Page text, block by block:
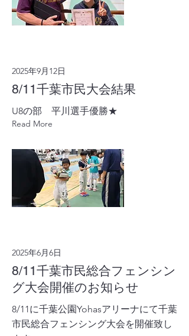
2025年9月12日
8/11千葉市民大会結果
U8の部 平川選手優勝★
Read More
2025年6月6日
8/11千葉市民総合フェンシン
グ大会開催のお知らせ
8/11に千葉公園Yohasアリーナにて千葉
市民総合フェンシング大会を開催致し